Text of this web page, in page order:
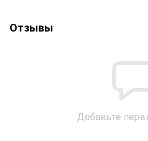
Отзывы
Добавьте